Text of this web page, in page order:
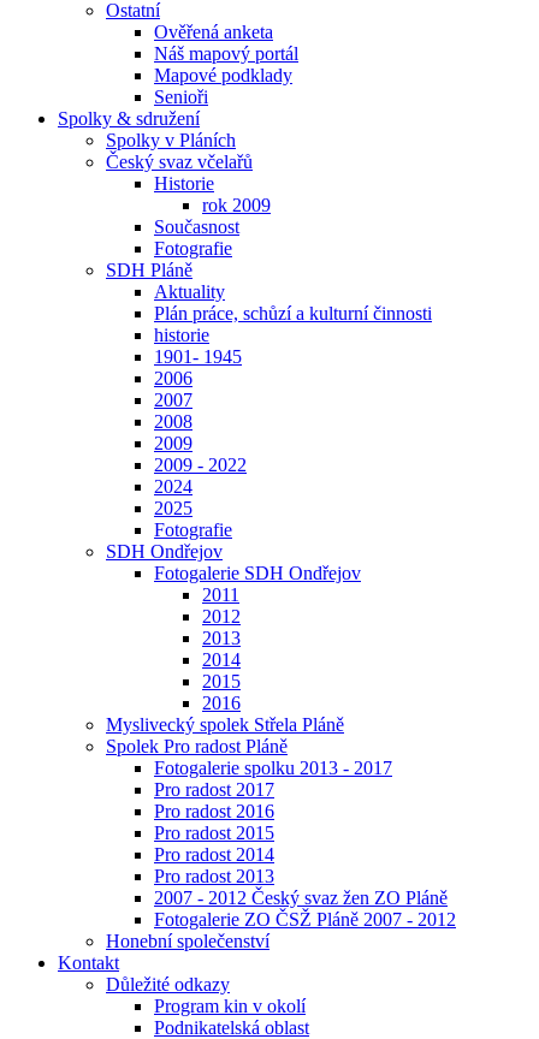
Ostatní
Ověřená anketa
Náš mapový portál
Mapové podklady
Senioři
Spolky & sdružení
Spolky v Pláních
Český svaz včelařů
Historie
rok 2009
Současnost
Fotografie
SDH Pláně
Aktuality
Plán práce, schůzí a kulturní činnosti
historie
1901- 1945
2006
2007
2008
2009
2009 - 2022
2024
2025
Fotografie
SDH Ondřejov
Fotogalerie SDH Ondřejov
2011
2012
2013
2014
2015
2016
Myslivecký spolek Střela Pláně
Spolek Pro radost Pláně
Fotogalerie spolku 2013 - 2017
Pro radost 2017
Pro radost 2016
Pro radost 2015
Pro radost 2014
Pro radost 2013
2007 - 2012 Český svaz žen ZO Pláně
Fotogalerie ZO ČSŽ Pláně 2007 - 2012
Honební společenství
Kontakt
Důležité odkazy
Program kin v okolí
Podnikatelská oblast